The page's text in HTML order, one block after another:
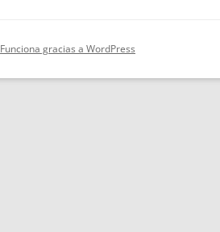
Funciona gracias a WordPress